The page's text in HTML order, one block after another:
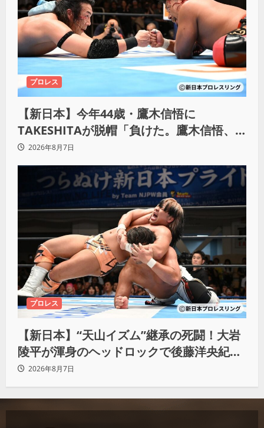
プロレス
【新日本】今年44歳・鷹木信悟に
TAKESHITAが脱帽「負けた。鷹木信悟、
強いわ！」
2026年8月7日
プロレス
【新日本】“天山イズム”継承の死闘！大岩
陵平が渾身のヘッドロックで後藤洋央紀か
らタップ奪取 執念の「リベンジ＆4勝目」
2026年8月7日